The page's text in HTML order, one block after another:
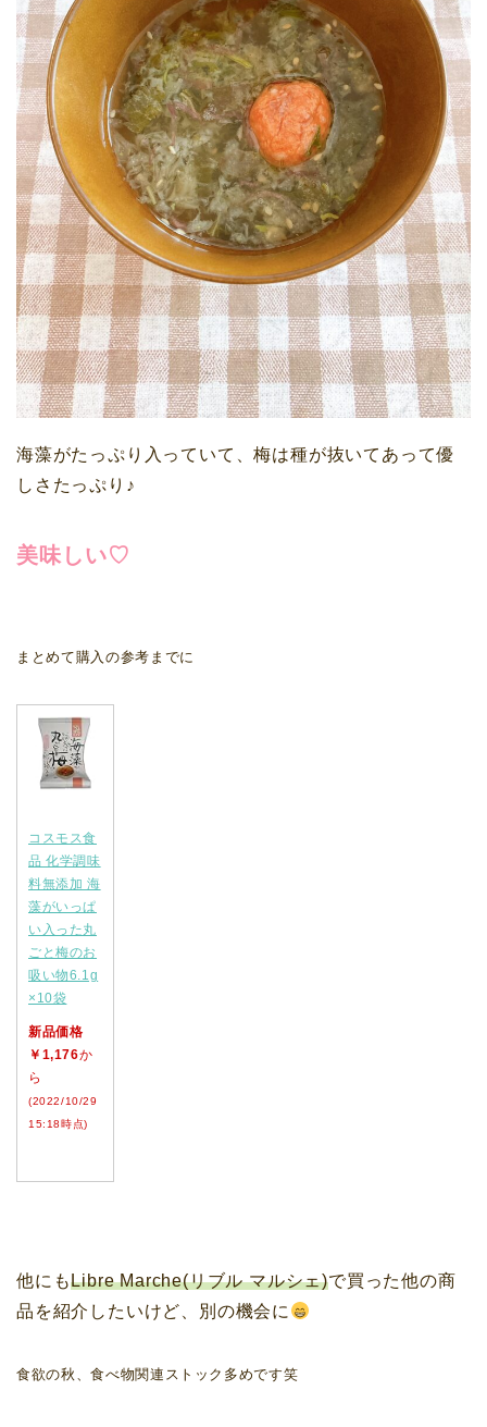
海藻がたっぷり入っていて、梅は種が抜いてあって優
しさたっぷり♪
美味しい♡
まとめて購入の参考までに
コスモス食
品 化学調味
料無添加 海
藻がいっぱ
い入った丸
ごと梅のお
吸い物6.1g
×10袋
新品価格
￥1,176か
ら
(2022/10/29
15:18時点)
他にもLibre Marche(リブル マルシェ)で買った他の商
品を紹介したいけど、別の機会に
食欲の秋、食べ物関連ストック多めです笑